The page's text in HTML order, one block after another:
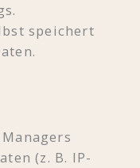
speichert
(z. B. IP-